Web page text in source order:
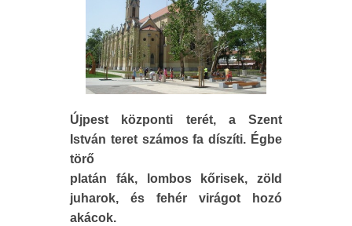
Újpest központi terét, a Szent
István teret számos fa díszíti. Égbe
törő
platán fák, lombos kőrisek, zöld
juharok, és fehér virágot hozó
akácok.